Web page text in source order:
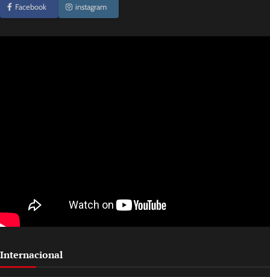
Facebook instagram
Internacional